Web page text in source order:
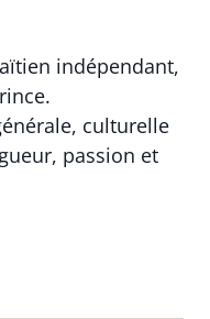
indépendant,
culturelle
passion et